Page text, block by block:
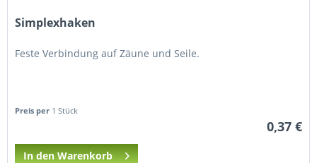
Simplexhaken
Feste Verbindung auf Zäune und Seile.
Preis per 1 Stück
0,37 €
In den Warenkorb